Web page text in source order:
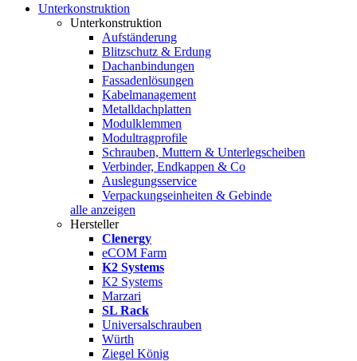
Unterkonstruktion
Unterkonstruktion
Aufständerung
Blitzschutz & Erdung
Dachanbindungen
Fassadenlösungen
Kabelmanagement
Metalldachplatten
Modulklemmen
Modultragprofile
Schrauben, Muttern & Unterlegscheiben
Verbinder, Endkappen & Co
Auslegungsservice
Verpackungseinheiten & Gebinde
alle anzeigen
Hersteller
Clenergy
eCOM Farm
K2 Systems
K2 Systems
Marzari
SL Rack
Universalschrauben
Würth
Ziegel König